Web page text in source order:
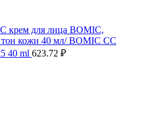
крем для лица BOMIC,
кожи 40 мл/ BOMIC CC
40 ml 623.72 ₽